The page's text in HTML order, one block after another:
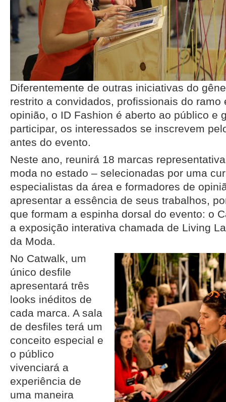
Diferentemente de outras iniciativas do
restrito a convidados, profissionais do ramo
opinião, o ID Fashion é aberto ao público e
participar, os interessados se inscrevem
antes do evento.
Neste ano, reunirá 18 marcas
moda no estado – selecionadas por uma
especialistas da área e formadores de
apresentar a essência de seus trabalhos,
que formam a espinha dorsal do evento: o
a exposição interativa chamada de Living
da Moda.
No Catwalk, um
único desfile
apresentará três
looks inéditos de
cada marca. A sala
de desfiles terá um
conceito especial e
o público
vivenciará a
experiência de
uma maneira